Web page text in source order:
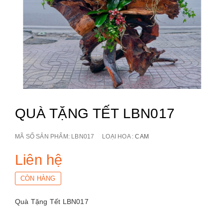
QUÀ TẶNG TẾT LBN017
MÃ SỐ SẢN PHẨM: LBN017 LOẠI HOA :CAM
Liên hệ
CÒN HÀNG
Quà Tặng Tết LBN017